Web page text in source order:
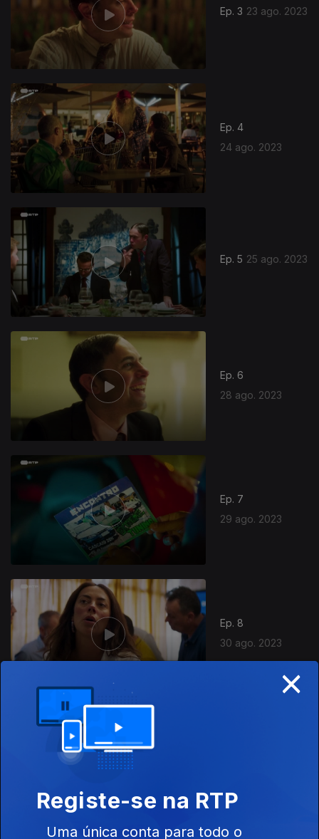
Ep. 3 23 ago. 2023
Ep. 4
24 ago. 2023
Ep. 5 25 ago. 2023
Ep. 6
28 ago. 2023
Ep. 7
29 ago. 2023
Ep. 8
30 ago. 2023
×
Registe-se na RTP
Uma única conta para todo o